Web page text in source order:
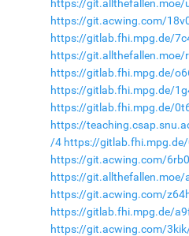
https://
https://git.acwing.com/
https://gitlab.fhi.mpg.de/
https://
https://gitlab.fhi.mpg.de/
https://gitlab.fhi.mpg.de/
https://gitlab.fhi.mpg.de/
https://
/4 https://
https://git.acwing.com/
https://
https://git.acwing.com/
https://gitlab.fhi.mpg.de/
https://git.acwing.com/